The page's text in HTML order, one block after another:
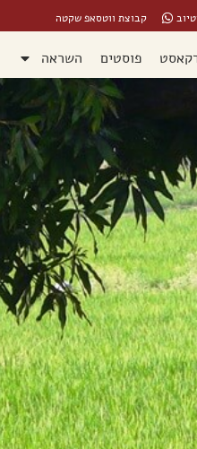
קבוצת ווטסאפ שקטה
פוסטים השראה